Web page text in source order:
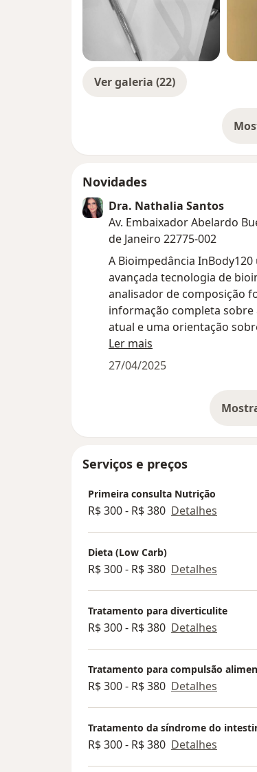
Ver galeria (22)
Novidades
Dra. Nathalia Santos
Av. Embaixador Abelardo
de Janeiro 22775-002
A Bioimpedância InBody120
avançada tecnologia de
analisador de composição
informação completa sobre
atual e uma orientação
corporal ideal. Realiza a
segmentada e fornece a
Ler mais
27/04/2025
Serviços e preços
Primeira consulta Nutrição
R$ 300 - R$ 380 Detalhes
Dieta (Low Carb)
R$ 300 - R$ 380 Detalhes
Tratamento para diverticulite
R$ 300 - R$ 380 Detalhes
Tratamento para compulsão
R$ 300 - R$ 380 Detalhes
Tratamento da síndrome do
R$ 300 - R$ 380 Detalhes